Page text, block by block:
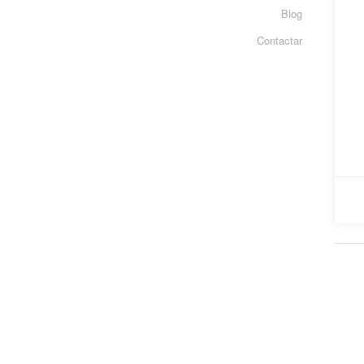
Blog
Contactar